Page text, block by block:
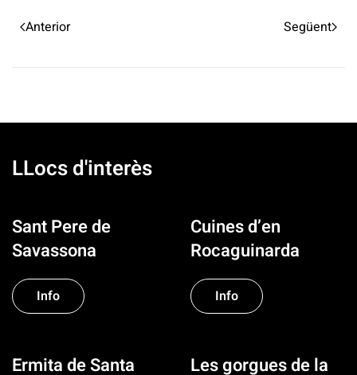
Anterior Següent
LLocs d'interès
Sant Pere de
Savassona
Info
Cuines d’en
Rocaguinarda
Info
Ermita de Santa Les gorgues de la